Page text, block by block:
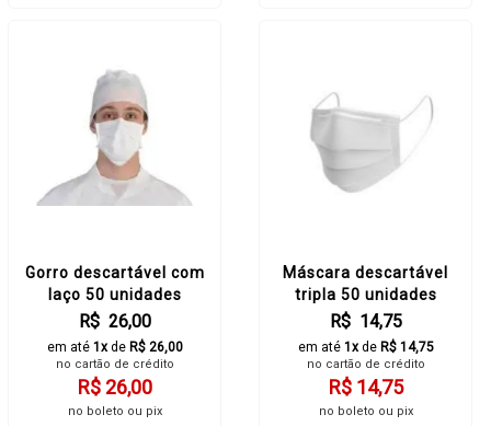
Gorro descartável com
laço 50 unidades
R$ 26,00
em até 1xde R$ 26,00
no cartão de crédito
R$ 26,00
no boleto ou pix
Máscara descartável
tripla 50 unidades
R$ 14,75
em até 1xde R$ 14,75
no cartão de crédito
R$ 14,75
no boleto ou pix